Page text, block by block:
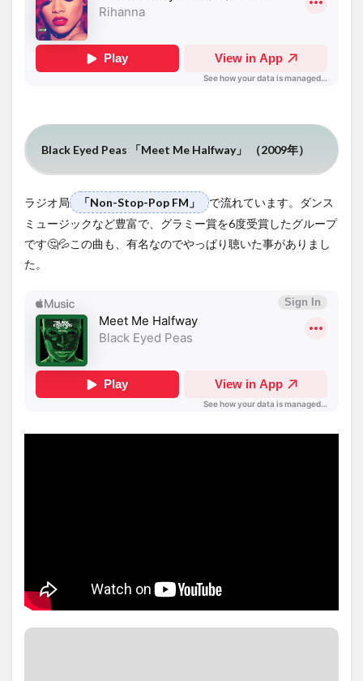
Black Eyed Peas 「Meet Me Halfway」 （2009年）
ラジオ局 「Non-Stop-Pop FM」
で流れています。ダンス
ミュージックなど豊富で、グラミー賞を6度受賞したグループ
です🤔💦この曲も、有名なのでやっぱり聴いた事がありまし
た。